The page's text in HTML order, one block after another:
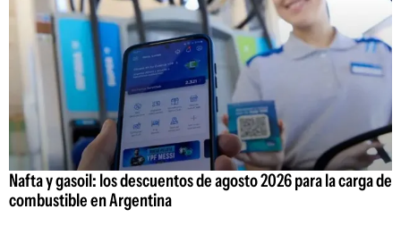
Nafta y gasoil: los descuentos de agosto 2026 para la carga de
combustible en Argentina